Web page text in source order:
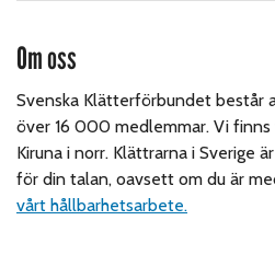
Om oss
Svenska Klätterförbundet består
över 16 000 medlemmar. Vi
Kiruna i norr. Klättrarna i Sverige
för din talan, oavsett om du är
vårt hållbarhetsarbete.